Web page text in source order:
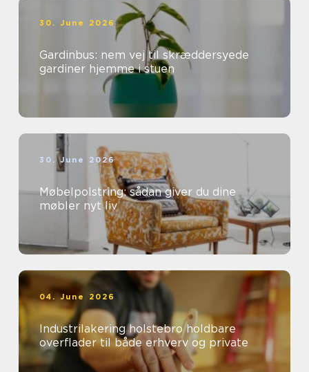
30. June 2026
Gardinbus: nem vej til skræddersyede
gardiner hjemme i stuen
30. June 2026
Møbelpolstring: sådan giver du dine
møbler nyt liv
04. June 2026
Industrilakering holstebro holdbare
overflader til både erhverv og private